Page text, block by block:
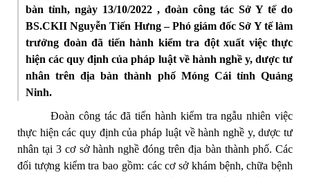
bàn tỉnh, ngày 13/10/2022 , đoàn công tác Sở Y tế do
BS.CKII Nguyễn Tiến Hưng – Phó giám đốc Sở Y tế làm
trưởng đoàn đã tiến hành kiểm tra đột xuất việc thực
hiện các quy định của pháp luật về hành nghề y, dược tư
nhân trên địa bàn thành phố Móng Cái tỉnh Quảng
Ninh.
Đoàn công tác đã tiến hành kiểm tra ngẫu nhiên việc
thực hiện các quy định của pháp luật về hành nghề y, dược tư
nhân tại 3 cơ sở hành nghề đóng trên địa bàn thành phố. Các
đối tượng kiểm tra bao gồm: các cơ sở khám bệnh, chữa bệnh